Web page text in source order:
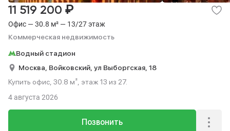
Офис — 30.8 м² — 13/27 этаж
Коммерческая недвижимость
11 519 200 ₽
Водный стадион
Москва, Войковский, ул Выборгская, 18
Купить офис, 30.8 м², этаж 13 из 27.
Позвонить
4 августа 2026